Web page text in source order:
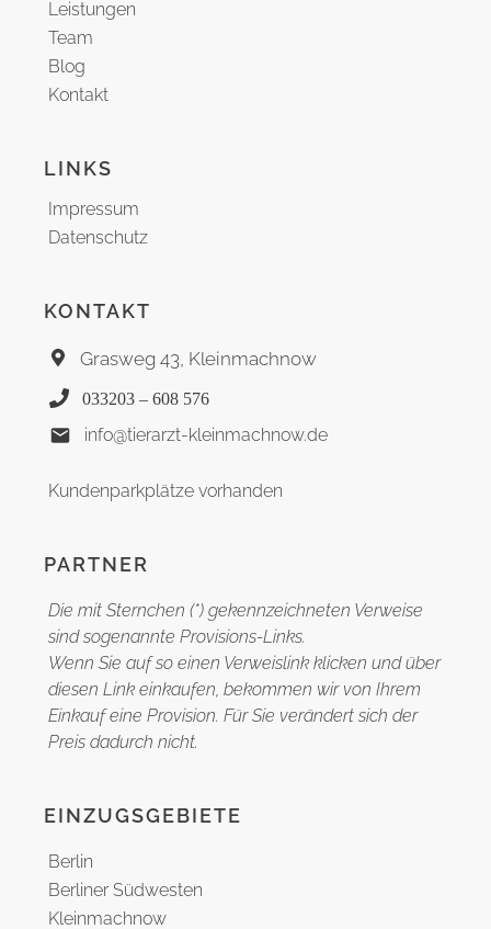
Leistungen
Team
Blog
Kontakt
LINKS
Impressum
Datenschutz
KONTAKT
Grasweg 43, Kleinmachnow
033203 – 608 576
info@tierarzt-kleinmachnow.de
Kundenparkplätze vorhanden
PARTNER
Die mit Sternchen (*) gekennzeichneten Verweise
sind sogenannte Provisions-Links.
Wenn Sie auf so einen Verweislink klicken und über
diesen Link einkaufen, bekommen wir von Ihrem
Einkauf eine Provision. Für Sie verändert sich der
Preis dadurch nicht.
EINZUGSGEBIETE
Berlin
Berliner Südwesten
Kleinmachnow